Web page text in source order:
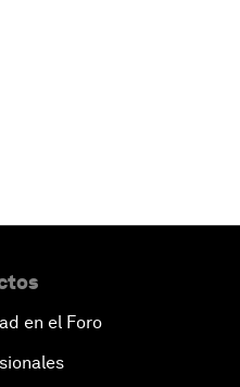
en el Foro